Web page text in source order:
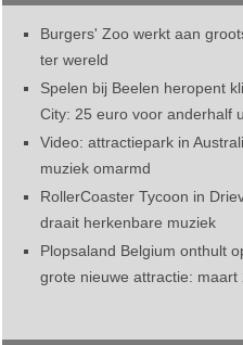
Burgers' Zoo werkt aan
ter wereld
Spelen bij Beelen heropent
City: 25 euro voor anderhalf
Video: attractiepark in
muziek omarmd
RollerCoaster Tycoon in
draait herkenbare muziek
Plopsaland Belgium onthult
grote nieuwe attractie: maart